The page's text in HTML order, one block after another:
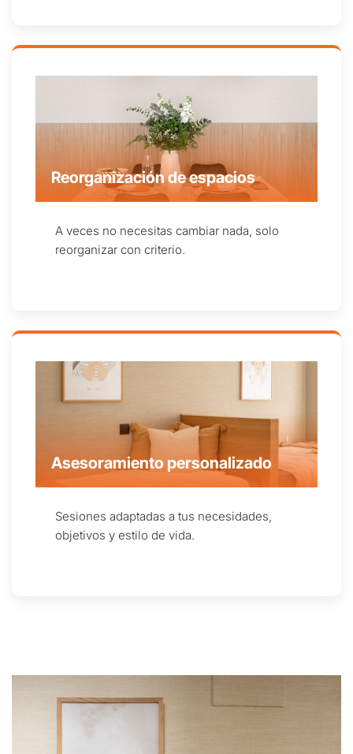
Reorganización de espacios
A veces no necesitas cambiar nada, solo
reorganizar con criterio.
Asesoramiento personalizado
Sesiones adaptadas a tus necesidades,
objetivos y estilo de vida.